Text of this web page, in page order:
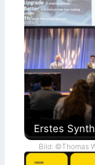
Erstes
Bild: ©Thomas